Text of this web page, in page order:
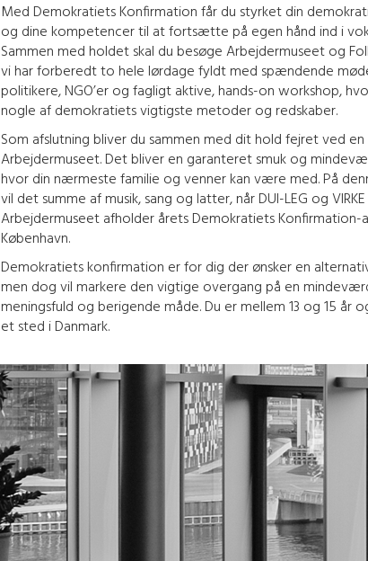
Med Demokratiets Konfirmation får du styrket din
og dine kompetencer til at fortsætte på egen hånd ind i
Sammen med holdet skal du besøge Arbejdermuseet og
vi har forberedt to hele lørdage fyldt med spændende
politikere, NGO’er og fagligt aktive, hands-on workshop,
nogle af demokratiets vigtigste metoder og redskaber.
Som afslutning bliver du sammen med dit hold fejret ved
Arbejdermuseet. Det bliver en garanteret smuk og
hvor din nærmeste familie og venner kan være med. På
vil det summe af musik, sang og latter, når DUI-LEG og
Arbejdermuseet afholder årets Demokratiets Konfirmation-
København.
Demokratiets konfirmation er for dig der ønsker en
men dog vil markere den vigtige overgang på en
meningsfuld og berigende måde. Du er mellem 13 og 15 år
et sted i Danmark.